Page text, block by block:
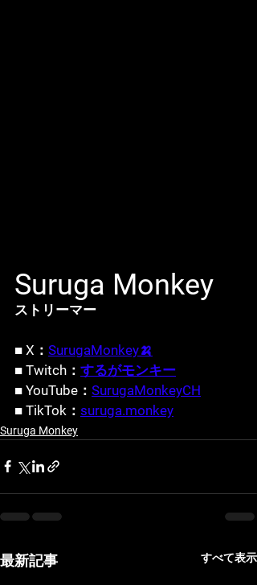
Suruga Monkey
ストリーマー
■ X： SurugaMonkey🍌
■ Twitch： するがモンキー
■ YouTube： SurugaMonkeyCH
■ TikTok： suruga.monkey
Suruga Monkey
最新記事 すべて表示